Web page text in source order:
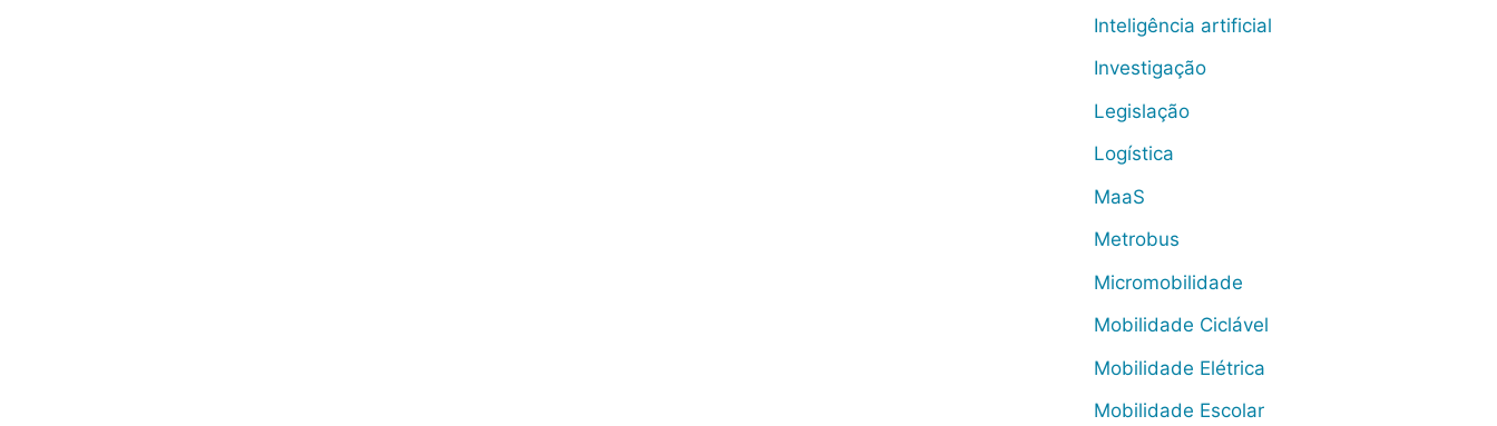
Inteligência artificial
Investigação
Legislação
Logística
MaaS
Metrobus
Micromobilidade
Mobilidade Ciclável
Mobilidade Elétrica
Mobilidade Escolar